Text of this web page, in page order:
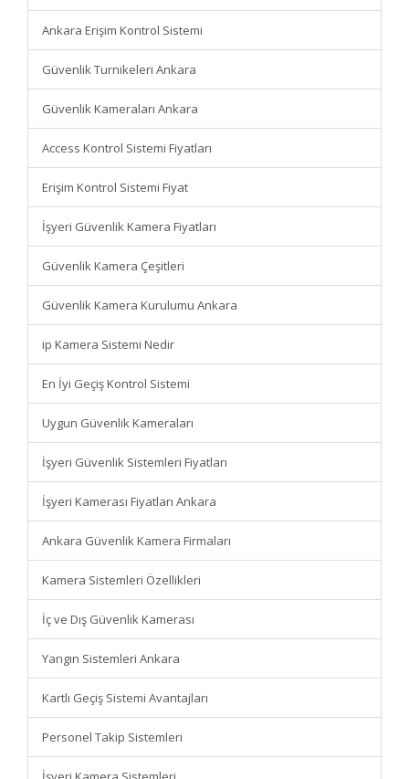
Ankara Erişim Kontrol Sistemi
Güvenlik Turnikeleri Ankara
Güvenlik Kameraları Ankara
Access Kontrol Sistemi Fiyatları
Erişim Kontrol Sistemi Fiyat
İşyeri Güvenlik Kamera Fiyatları
Güvenlik Kamera Çeşitleri
Güvenlik Kamera Kurulumu Ankara
ip Kamera Sistemi Nedir
En İyi Geçiş Kontrol Sistemi
Uygun Güvenlik Kameraları
İşyeri Güvenlik Sistemleri Fiyatları
İşyeri Kamerası Fiyatları Ankara
Ankara Güvenlik Kamera Firmaları
Kamera Sistemleri Özellikleri
İç ve Dış Güvenlik Kamerası
Yangın Sistemleri Ankara
Kartlı Geçiş Sistemi Avantajları
Personel Takip Sistemleri